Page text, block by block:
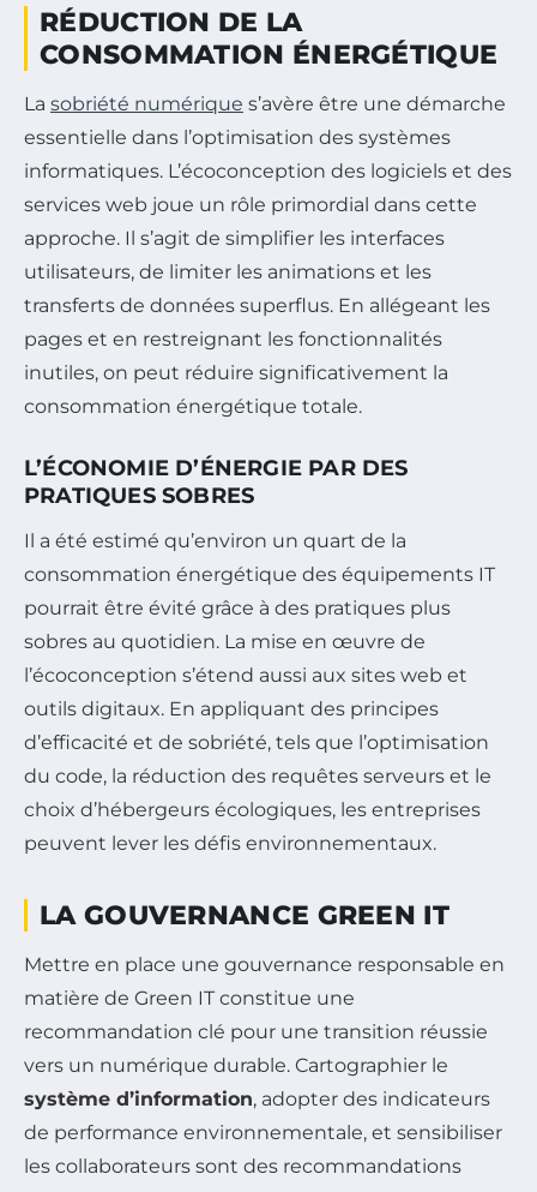
RÉDUCTION DE LA
CONSOMMATION ÉNERGÉTIQUE
La sobriété numérique s’avère être une démarche
essentielle dans l’optimisation des systèmes
informatiques. L’écoconception des logiciels et des
services web joue un rôle primordial dans cette
approche. Il s’agit de simplifier les interfaces
utilisateurs, de limiter les animations et les
transferts de données superflus. En allégeant les
pages et en restreignant les fonctionnalités
inutiles, on peut réduire significativement la
consommation énergétique totale.
L’ÉCONOMIE D’ÉNERGIE PAR DES
PRATIQUES SOBRES
Il a été estimé qu’environ un quart de la
consommation énergétique des équipements IT
pourrait être évité grâce à des pratiques plus
sobres au quotidien. La mise en œuvre de
l’écoconception s’étend aussi aux sites web et
outils digitaux. En appliquant des principes
d’efficacité et de sobriété, tels que l’optimisation
du code, la réduction des requêtes serveurs et le
choix d’hébergeurs écologiques, les entreprises
peuvent lever les défis environnementaux.
LA GOUVERNANCE GREEN IT
Mettre en place une gouvernance responsable en
matière de Green IT constitue une
recommandation clé pour une transition réussie
vers un numérique durable. Cartographier le
système d’information, adopter des indicateurs
de performance environnementale, et sensibiliser
les collaborateurs sont des recommandations